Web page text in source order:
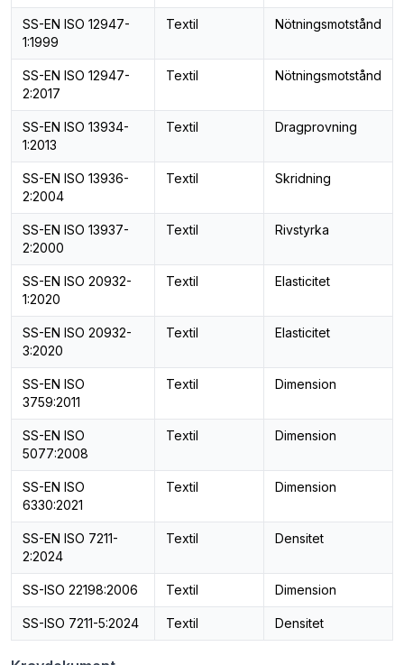
SS-EN ISO 12947-
1:1999
Textil Nötningsmotstånd
SS-EN ISO 12947-
2:2017
Textil Nötningsmotstånd
SS-EN ISO 13934-
1:2013
Textil Dragprovning
SS-EN ISO 13936-
2:2004
Textil Skridning
SS-EN ISO 13937-
2:2000
Textil Rivstyrka
SS-EN ISO 20932-
1:2020
Textil Elasticitet
SS-EN ISO 20932-
3:2020
Textil Elasticitet
SS-EN ISO
3759:2011
Textil Dimension
SS-EN ISO
5077:2008
Textil Dimension
SS-EN ISO
6330:2021
Textil Dimension
SS-EN ISO 7211-
2:2024
Textil Densitet
SS-ISO 22198:2006 Textil Dimension
SS-ISO 7211-5:2024 Textil Densitet